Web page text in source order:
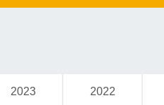
2023 2022